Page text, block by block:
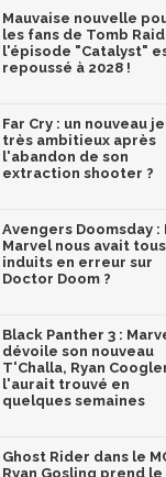
Mauvaise nouvelle
les fans de Tomb
l'épisode "Catalyst"
repoussé à 2028 !
Far Cry : un nouveau
très ambitieux après
l'abandon de son
extraction shooter ?
Avengers Doomsday :
Marvel nous avait tous
induits en erreur sur
Doctor Doom ?
Black Panther 3 :
dévoile son nouveau
T'Challa, Ryan
l'aurait trouvé en
quelques semaines
Ghost Rider dans le
Ryan Gosling prend le